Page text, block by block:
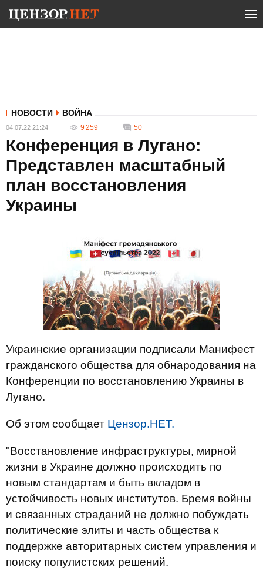
НОВОСТИ ВОЙНА
04.07.22 21:24 9 259 50
Конференция в Лугано:
Представлен масштабный
план восстановления
Украины
Украинские организации подписали Манифест
гражданского общества для обнародования на
Конференции по восстановлению Украины в
Лугано.
Об этом сообщает Цензор.НЕТ.
"Восстановление инфраструктуры, мирной
жизни в Украине должно происходить по
новым стандартам и быть вкладом в
устойчивость новых институтов. Бремя войны
и связанных страданий не должно побуждать
политические элиты и часть общества к
поддержке авторитарных систем управления и
поиску популистских решений.